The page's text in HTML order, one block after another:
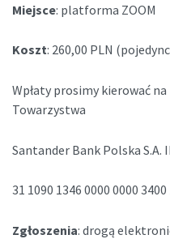
Miejsce: platforma ZOOM
Koszt: 260,00 PLN
Wpłaty prosimy kierować
Towarzystwa
Santander Bank Polska S.A.
31 1090 1346 0000 0000 3400
Zgłoszenia: drogą